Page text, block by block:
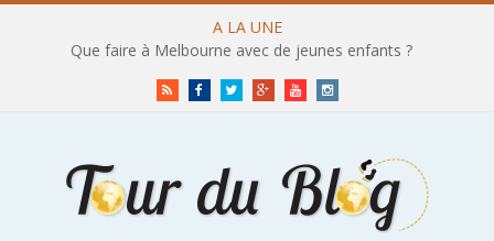
A LA UNE
Que faire à Melbourne avec de jeunes enfants ?
RSS FacebookTwitterGoogle+YoutubeInstagram